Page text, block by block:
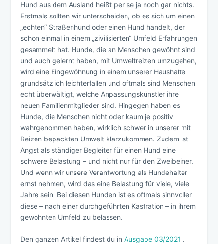
Hund aus dem Ausland heißt per se ja noch gar nichts.
Erstmals sollten wir unterscheiden, ob es sich um einen
„echten“ Straßenhund oder einen Hund handelt, der
schon einmal in einem „zivilisierten“ Umfeld Erfahrungen
gesammelt hat. Hunde, die an Menschen gewöhnt sind
und auch gelernt haben, mit Umweltreizen umzugehen,
wird eine Eingewöhnung in einem unserer Haushalte
grundsätzlich leichterfallen und oftmals sind Menschen
echt überwältigt, welche Anpassungskünstler ihre
neuen Familienmitglieder sind. Hingegen haben es
Hunde, die Menschen nicht oder kaum je positiv
wahrgenommen haben, wirklich schwer in unserer mit
Reizen bepackten Umwelt klarzukommen. Zudem ist
Angst als ständiger Begleiter für einen Hund eine
schwere Belastung – und nicht nur für den Zweibeiner.
Und wenn wir unsere Verantwortung als Hundehalter
ernst nehmen, wird das eine Belastung für viele, viele
Jahre sein. Bei diesen Hunden ist es oftmals sinnvoller
diese – nach einer durchgeführten Kastration – in ihrem
gewohnten Umfeld zu belassen.
Den ganzen Artikel findest du inAusgabe 03/2021 .